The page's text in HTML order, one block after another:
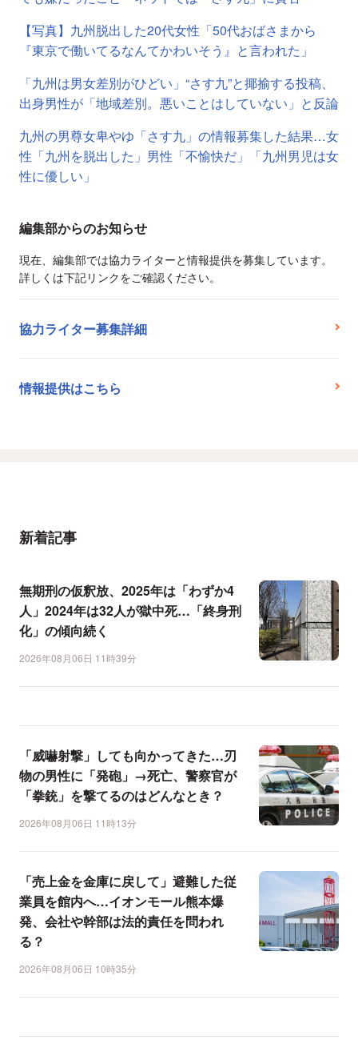
【写真】九州脱出した20代女性「50代おばさまから
『東京で働いてるなんてかわいそう』と言われた」
「九州は男女差別がひどい」“さす九”と揶揄する投稿、
出身男性が「地域差別。悪いことはしていない」と反論
九州の男尊女卑やゆ「さす九」の情報募集した結果…女
性「九州を脱出した」男性「不愉快だ」「九州男児は女
性に優しい」
編集部からのお知らせ
現在、編集部では協力ライターと情報提供を募集しています。
詳しくは下記リンクをご確認ください。
協力ライター募集詳細
情報提供はこちら
新着記事
無期刑の仮釈放、2025年は「わずか4
人」2024年は32人が獄中死…「終身刑
化」の傾向続く
2026年08月06日 11時39分
「威嚇射撃」しても向かってきた…刃
物の男性に「発砲」→死亡、警察官が
「拳銃」を撃てるのはどんなとき？
2026年08月06日 11時13分
「売上金を金庫に戻して」避難した従
業員を館内へ…イオンモール熊本爆
発、会社や幹部は法的責任を問われ
る？
2026年08月06日 10時35分